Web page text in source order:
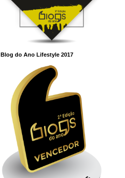
Blog do Ano Lifestyle 2017